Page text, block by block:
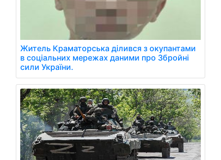
Житель Краматорська ділився з окупантами
в соціальних мережах даними про Збройні
сили України.